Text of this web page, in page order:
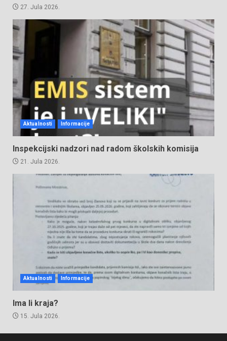
27. Jula 2026.
Aktualnosti Informacije
Inspekcijski nadzori nad radom školskih komisija
21. Jula 2026.
Aktualnosti Informacije
Ima li kraja?
15. Jula 2026.